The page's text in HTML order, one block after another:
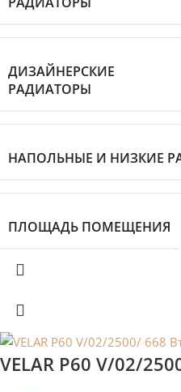
ДИЗАЙНЕРСКИЕ
РАДИАТОРЫ
НАПОЛЬНЫЕ И НИЗКИЕ
ПЛОЩАДЬ ПОМЕЩЕНИЯ
VELAR P60 V/02/